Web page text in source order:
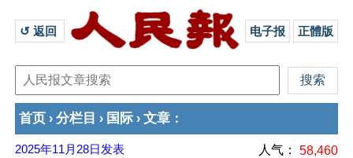
↺ 返回 电子报 正體版
首页 › 分栏目 › 国际 › 文章 ：
2025年11月28日 发表 人气： 58,460